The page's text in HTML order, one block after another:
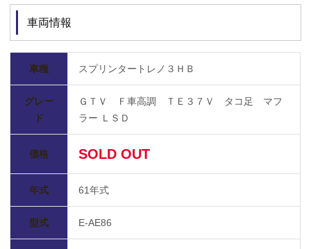
車両情報
車種 スプリンタートレノ３ＨＢ
グレー
ド
ＧＴＶ Ｆ車高調 ＴＥ３７Ｖ タコ足 マフ
ラー ＬＳＤ
価格 SOLD OUT
年式 61年式
型式 E-AE86